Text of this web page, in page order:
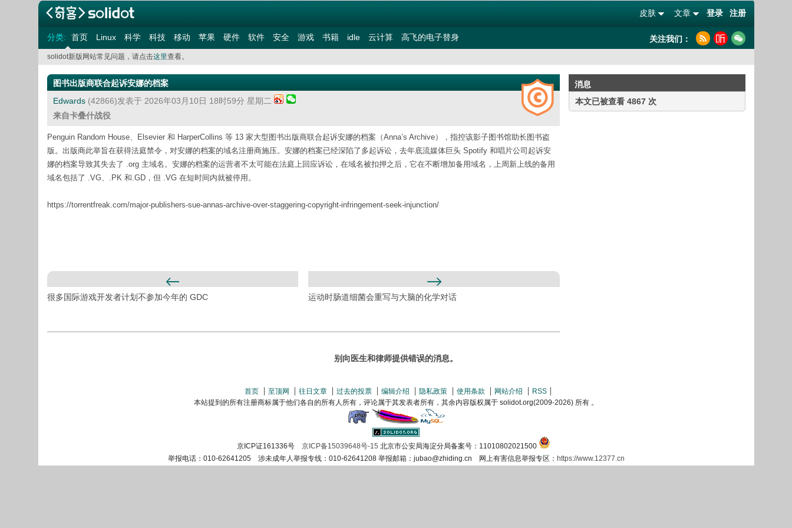
登录 注册
文章
皮肤
分类: 首页 Linux 科学 科技 移动 苹果 硬件 软件 安全 游戏 书籍 idle 云计算 高飞的电子替身 关注我们：
solidot新版网站常见问题，请点击这里查看。
消息
本文已被查看 4867 次
图书出版商联合起诉安娜的档案
Edwards(42866)发表于 2026年03月10日 18时59分 星期二
来自卡叠什战役
Penguin Random House、Elsevier 和 HarperCollins 等 13 家大型图书出版商联合起诉安娜的档案（Anna’s Archive），指控该影子图书馆助长图书盗
版。出版商此举旨在获得法庭禁令，对安娜的档案的域名注册商施压。安娜的档案已经深陷了多起诉讼，去年底流媒体巨头 Spotify 和唱片公司起诉安
娜的档案导致其失去了 .org 主域名。安娜的档案的运营者不太可能在法庭上回应诉讼，在域名被扣押之后，它在不断增加备用域名，上周新上线的备用
域名包括了 .VG、.PK 和.GD，但 .VG 在短时间内就被停用。
https://torrentfreak.com/major-publishers-sue-annas-archive-over-staggering-copyright-infringement-seek-injunction/
很多国际游戏开发者计划不参加今年的 GDC 运动时肠道细菌会重写与大脑的化学对话
别向医生和律师提供错误的消息。
首页 至顶网 往日文章 过去的投票 编辑介绍 隐私政策 使用条款 网站介绍
RSS
本站提到的所有注册商标属于他们各自的所有人所有，评论属于其发表者所有，其余内容版权属于 solidot.org(2009-2026) 所有 。
京ICP证161336号 京ICP备15039648号-15 北京市公安局海淀分局备案号：11010802021500
举报电话：010-62641205 涉未成年人举报专线：010-62641208 举报邮箱：jubao@zhiding.cn 网上有害信息举报专区： https://www.12377.cn